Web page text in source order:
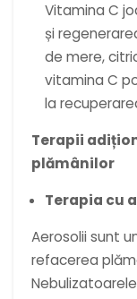
Vitamina C
și
de mere,
vitamina C
la
Terapii
plămânilor
Terapia cu
Aerosolii sunt
refacerea